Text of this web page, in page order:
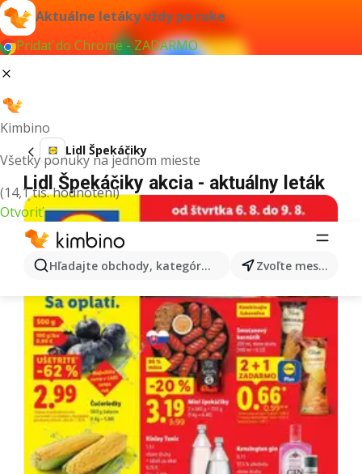
Aktuálne letáky vždy po ruke
Pridať do Chrome - ZADARMO
Kimbino
Všetky ponuky na jednom mieste
(14,1 tis. hodnotení)
Otvoriť
Hľadajte obchody, kategórie, produkty... Zvoľte mesto
Lidl Špekáčiky
Lidl Špekáčiky akcia - aktuálny leták